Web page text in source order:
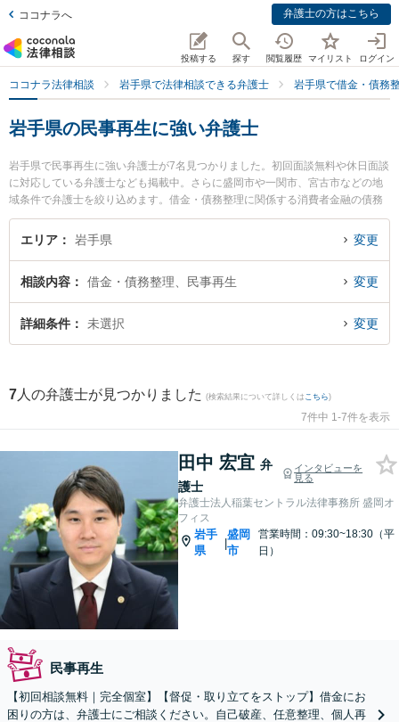
ココナラへ 弁護士の方はこちら
投稿する 探す 閲覧履歴 マイリスト ログイン
ココナラ法律相談 岩手県で法律相談できる弁護士 岩手県で借金・債務
岩手県の民事再生に強い弁護士
岩手県で民事再生に強い弁護士が7名見つかりました。初回面談無料や休日面談
に対応している弁護士なども掲載中。さらに盛岡市や一関市、宮古市などの地
域条件で弁護士を絞り込めます。借金・債務整理に関係する消費者金融の債務
整理やクレジット会社の債務整理、リボ払いの債務整理等の細かな分野での絞
り込み検索もでき便利です。特に弁護士法人稲葉セントラル法律事務所 盛岡オ
注目されています。『岩手県で土日や夜間に発生した民事再生のトラブルを今
すぐに弁護士に相談したい』『民事再生のトラブル解決の実績豊富な近くの弁
護士を検索したい』『初回相談無料で民事再生を法律相談できる岩手県内の弁
エリア 岩手県 変更
相談内容 借金・債務整理、民事再生 変更
詳細条件 未選択 変更
7 人の弁護士が見つかりました (検索結果について詳しくは こちら)
7件中 1-7件を表示
田中 宏宜 弁
護士
インタビューを
見る
弁護士法人稲葉セントラル法律事務所 盛岡オ
フィス
岩手
県
|
盛岡
市
営業時間：09:30~18:30（平
日）
民事再生
【初回相談無料｜完全個室】【督促・取り立てをストップ】借金にお
困りの方は、弁護士にご相談ください。自己破産、任意整理、個人再